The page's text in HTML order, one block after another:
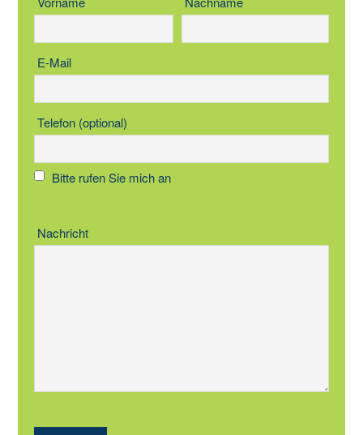
E-Mail
Telefon (optional)
Bitte rufen Sie mich an
Nachricht